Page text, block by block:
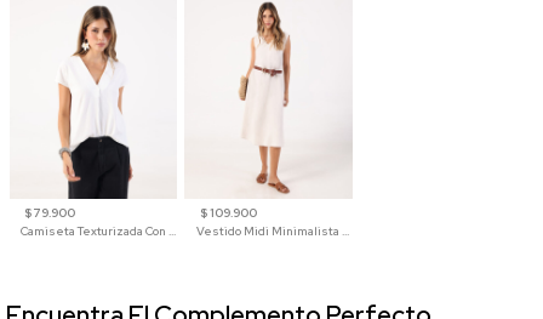
$ 79.900
Camiseta Texturizada Con Cuello En V Para Mujer
$ 109.900
Vestido Midi Minimalista De Silueta Amplia